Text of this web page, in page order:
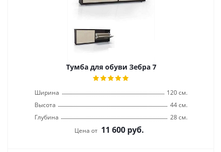
Тумба для обуви Зебра 7
Ширина
120 см.
Высота
44 см.
Глубина
28 см.
Цена от 11 600 руб.